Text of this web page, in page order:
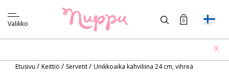
Valikko 0
X
Etusivu / Keittiö / Servetit/ Unikkoaika kahviliina 24 cm, vihreä